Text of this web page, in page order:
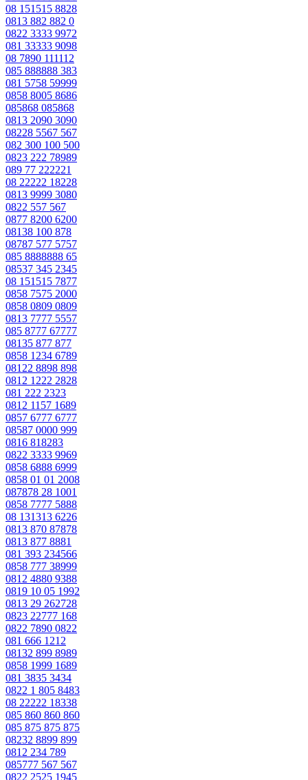
08 151515 8828
0813 882 882 0
0822 3333 9972
081 33333 9098
08 7890 111112
085 888888 383
081 5758 59999
0858 8005 8686
085868 085868
0813 2090 3090
08228 5567 567
082 300 100 500
0823 222 78989
089 77 222221
08 22222 18228
0813 9999 3080
0822 557 567
0877 8200 6200
08138 100 878
08787 577 5757
085 8888888 65
08537 345 2345
08 151515 7877
0858 7575 2000
0858 0809 0809
0813 7777 5557
085 8777 67777
08135 877 877
0858 1234 6789
08122 8898 898
0812 1222 2828
081 222 2323
0812 1157 1689
0857 6777 6777
08587 0000 999
0816 818283
0822 3333 9969
0858 6888 6999
0858 01 01 2008
087878 28 1001
0858 7777 5888
08 131313 6226
0813 870 87878
0813 877 8881
081 393 234566
0858 777 38999
0812 4880 9388
0819 10 05 1992
0813 29 262728
0823 22777 168
0822 7890 0822
081 666 1212
08132 899 8989
0858 1999 1689
081 3835 3434
0822 1 805 8483
08 22222 18338
085 860 860 860
085 875 875 875
08232 8899 899
0812 234 789
085777 567 567
0822 2525 1945